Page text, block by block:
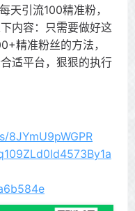
天引流100精准粉，
内容：只需要做好这
精准粉丝的方法，
适平台，狠狠的执行